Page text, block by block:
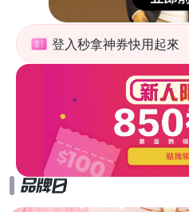
登入秒拿神券快用起來